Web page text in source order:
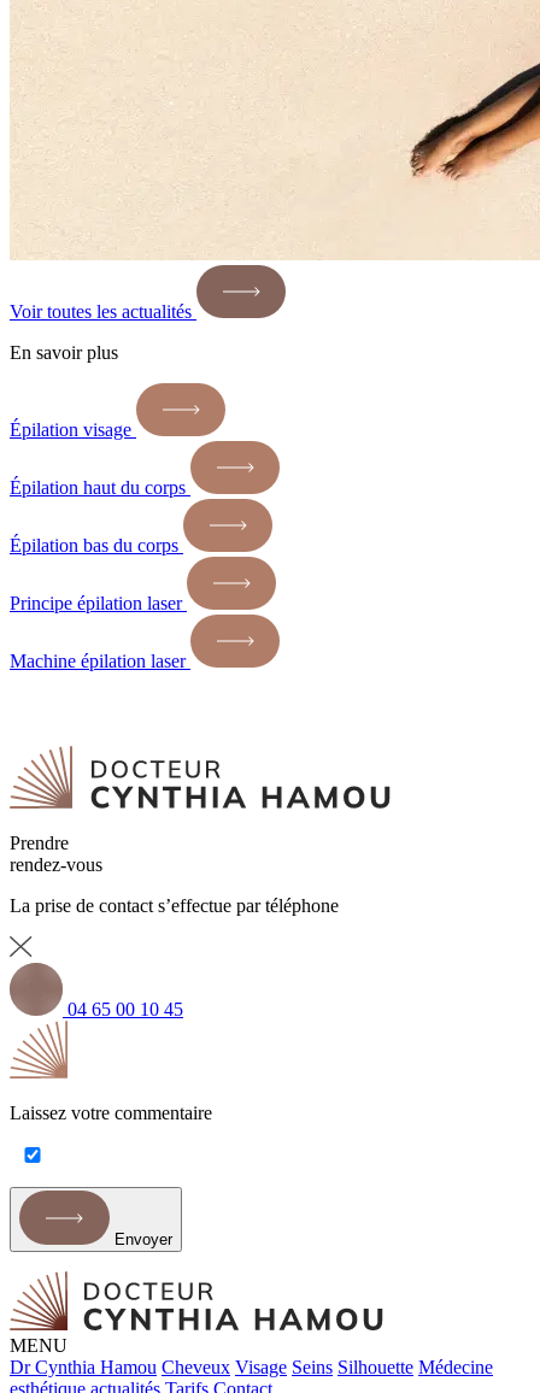
Voir toutes les actualités
En savoir plus
Épilation visage
Épilation haut du corps
Épilation bas du corps
Principe épilation laser
Machine épilation laser
Prendre
rendez-vous
La prise de contact s’effectue par téléphone
04 65 00 10 45
Laissez votre commentaire
Envoyer
MENU
Dr Cynthia Hamou Cheveux Visage Seins Silhouette Médecine